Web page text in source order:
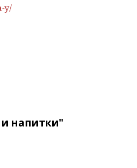
y/
и напитки"